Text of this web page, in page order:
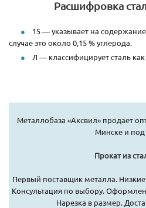
Расшифровка
15 — указывает на
случае это около 0,15 % углерода.
Л — классифицирует сталь
Металлобаза «Аксвил» продает
Минске и под
Прокат из
Первый поставщик металла.
Консультация по выбору.
Нарезка в размер.